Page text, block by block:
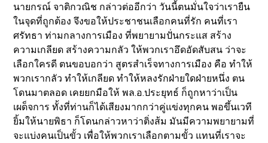
นายกรณ์ จาติกวณิช กล่าวต่ออีกว่า วันนี้ตนมั่นใจว่าเรายืน
ในจุดที่ถูกต้อง จึงขอให้ประชาชนเลือกคนที่รัก คนที่เรา
ศรัทธา ท่ามกลางการเมือง ที่พยายามปั่นกระแส สร้าง
ความเกลียด สร้างความกลัว ให้พวกเราอึดอัดสับสน ว่าจะ
เลือกใครดี ตนขอบอกว่า สูตรสำเร็จทางการเมือง คือ ทำให้
พวกเรากลัว ทำให้เกลียด ทำให้หลงรักฝ่ายใดฝ่ายหนึ่ง ตน
โดนมาตลอด เคยยกมือให้ พล.อ.ประยุทธ์ ก็ถูกหาว่าเป็น
เผด็จการ ทั้งที่ท่านก็ได้เสียงมากกว่าคู่แข่งทุกคน พอขึ้นเวที
ยิ้มให้นายพิธา ก็โดนกล่าวหาว่าติ่งส้ม มันมีความพยายามที่
จะแบ่งคนเป็นขั้ว เพื่อให้พวกเราเลือกตามขั้ว แทนที่เราจะ